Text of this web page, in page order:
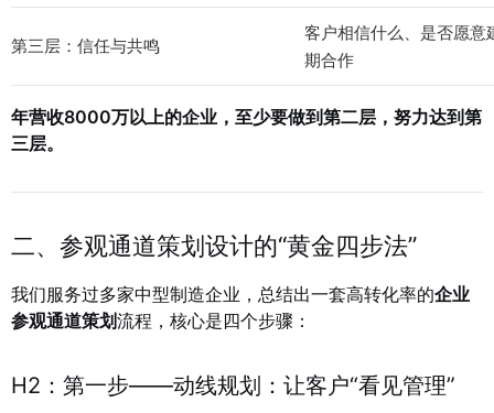
第三层：信任与共鸣
客户相信什么、是否愿意
期合作
年营收8000万以上的企业，至少要做到第二层，努力达到第
三层。
二、参观通道策划设计的“黄金四步法”
我们服务过多家中型制造企业，总结出一套高转化率的企业
参观通道策划流程，核心是四个步骤：
H2：第一步——动线规划：让客户“看见管理”